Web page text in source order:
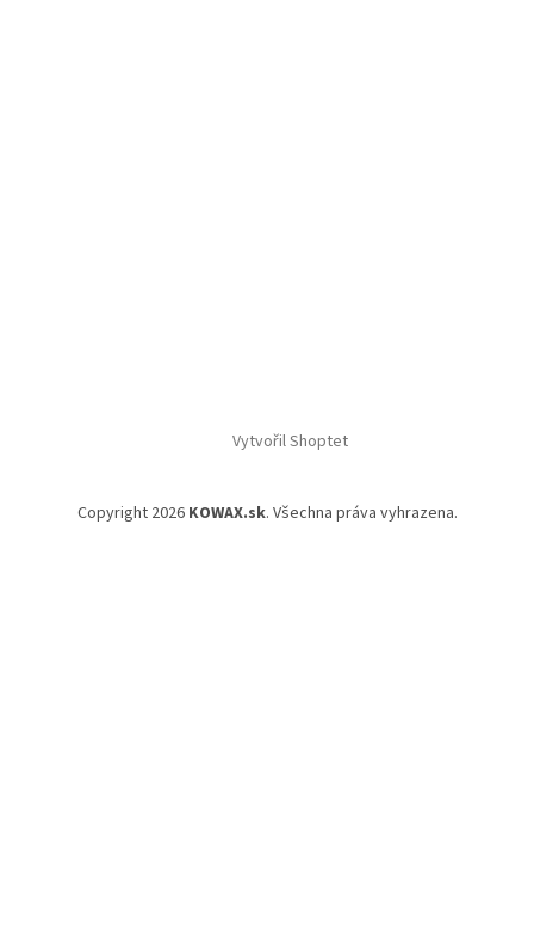
Vytvořil Shoptet
Copyright 2026 KOWAX.sk. Všechna práva vyhrazena.